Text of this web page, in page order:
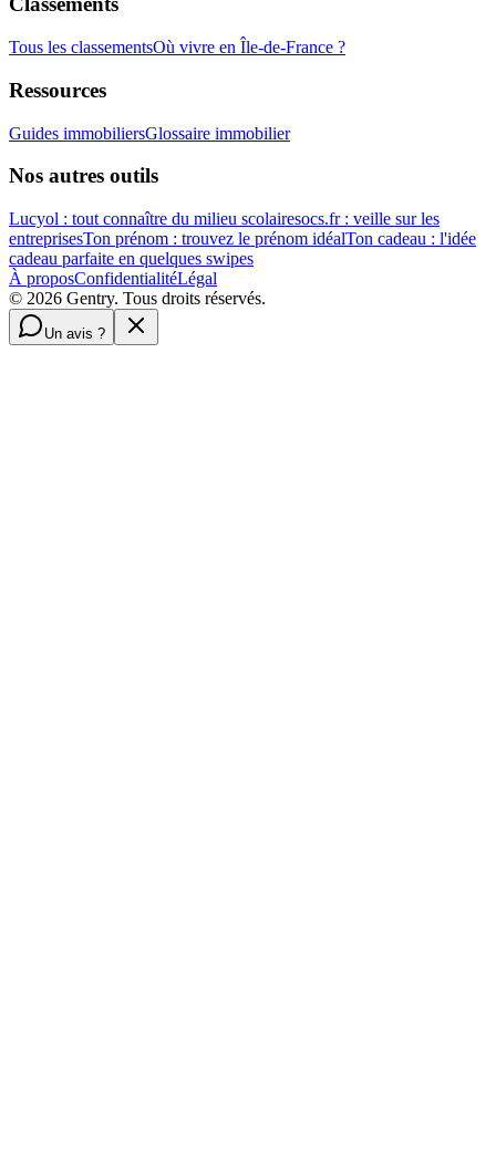
Tous les classementsOù vivre en Île-de-France ?
Ressources
Guides immobiliersGlossaire immobilier
Nos autres outils
Lucyol : tout connaître du milieu scolairesocs.fr : veille sur les
entreprisesTon prénom : trouvez le prénom idéalTon cadeau : l'idée
cadeau parfaite en quelques swipes
À proposConfidentialitéLégal
© 2026 Gentry. Tous droits réservés.
Un avis ?